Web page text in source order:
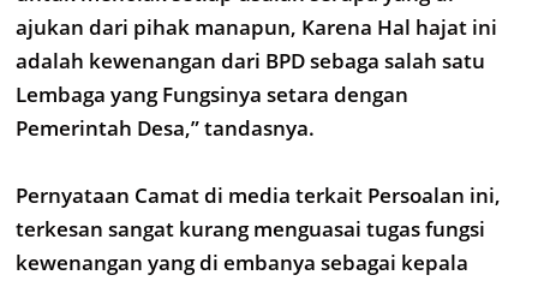
ajukan dari pihak manapun, Karena Hal hajat ini
adalah kewenangan dari BPD sebaga salah satu
Lembaga yang Fungsinya setara dengan
Pemerintah Desa,” tandasnya.
Pernyataan Camat di media terkait Persoalan ini,
terkesan sangat kurang menguasai tugas fungsi
kewenangan yang di embanya sebagai kepala